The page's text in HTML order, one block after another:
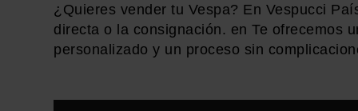
¿Quieres vender tu Vespa? En Vespucci
directa o la consignación. en Te ofrecemos
personalizado y un proceso sin